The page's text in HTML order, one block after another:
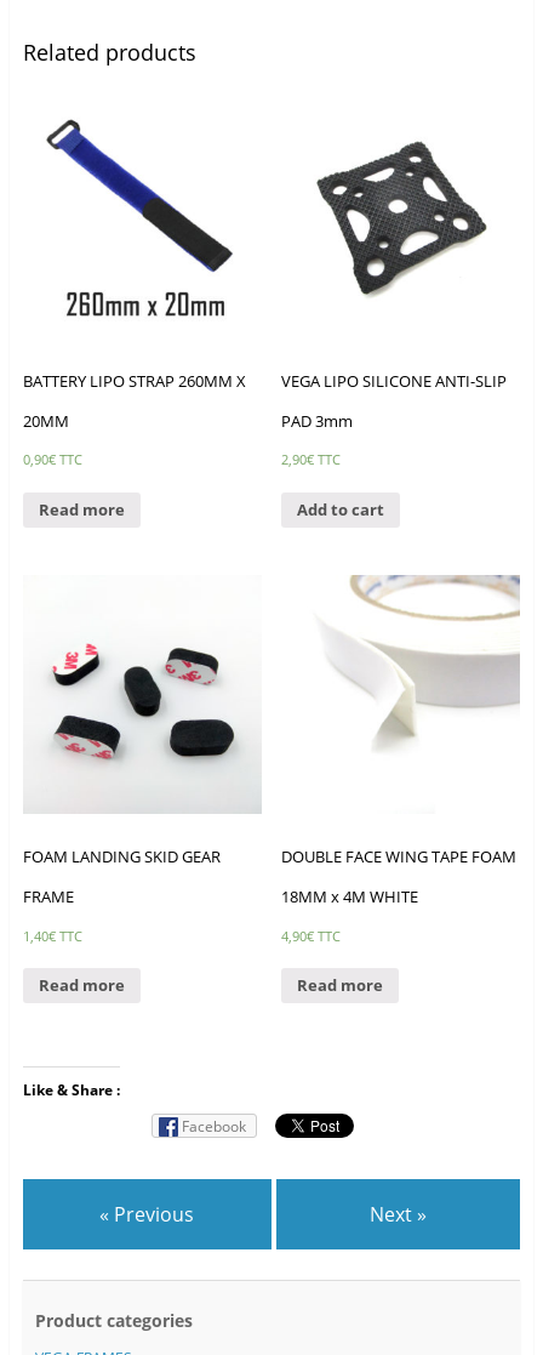
Related products
BATTERY LIPO STRAP 260MM X
20MM
0,90€ TTC
Read more
VEGA LIPO SILICONE ANTI-SLIP
PAD 3mm
2,90€ TTC
Add to cart
FOAM LANDING SKID GEAR
FRAME
1,40€ TTC
Read more
DOUBLE FACE WING TAPE FOAM
18MM x 4M WHITE
4,90€ TTC
Read more
Like & Share :
Facebook
« Previous Next »
Product categories